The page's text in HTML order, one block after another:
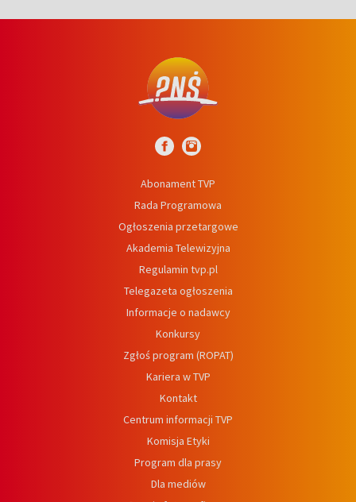
Abonament TVP
Rada Programowa
Ogłoszenia przetargowe
Akademia Telewizyjna
Regulamin tvp.pl
Telegazeta ogłoszenia
Informacje o nadawcy
Konkursy
Zgłoś program (ROPAT)
Kariera w TVP
Kontakt
Centrum informacji TVP
Komisja Etyki
Program dla prasy
Dla mediów